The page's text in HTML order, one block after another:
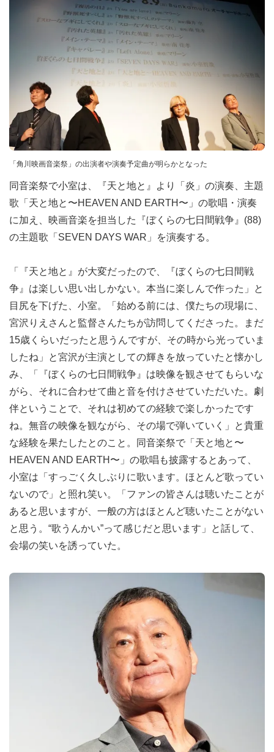
「角川映画音楽祭」の出演者や演奏予定曲が明らかとなった
同音楽祭で小室は、『天と地と』より「炎」の演奏、主題
歌「天と地と〜HEAVEN AND EARTH〜」の歌唱・演奏
に加え、映画音楽を担当した『ぼくらの七日間戦争』(88)
の主題歌「SEVEN DAYS WAR」を演奏する。
「『天と地と』が大変だったので、『ぼくらの七日間戦
争』は楽しい思い出しかない。本当に楽しんで作った」と
目尻を下げた、小室。「始める前には、僕たちの現場に、
宮沢りえさんと監督さんたちが訪問してくださった。まだ
15歳くらいだったと思うんですが、その時から光っていま
したね」と宮沢が主演としての輝きを放っていたと懐かし
み、「『ぼくらの七日間戦争』は映像を観させてもらいな
がら、それに合わせて曲と音を付けさせていただいた。劇
伴ということで、それは初めての経験で楽しかったです
ね。無音の映像を観ながら、その場で弾いていく」と貴重
な経験を果たしたとのこと。同音楽祭で「天と地と〜
HEAVEN AND EARTH〜」の歌唱も披露するとあって、
小室は「すっごく久しぶりに歌います。ほとんど歌ってい
ないので」と照れ笑い。「ファンの皆さんは聴いたことが
あると思いますが、一般の方はほとんど聴いたことがない
と思う。“歌うんかい”って感じだと思います」と話して、
会場の笑いを誘っていた。